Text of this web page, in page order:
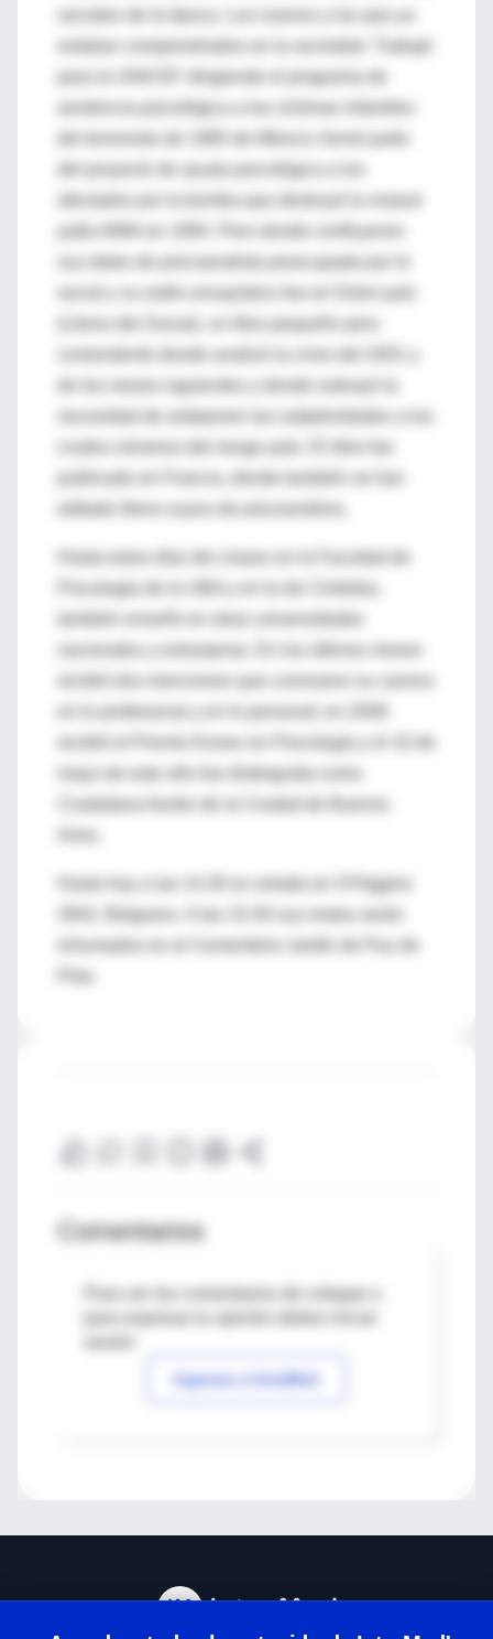
estaban compenetrados en la sociedad. Trabajó
para la UNICEF dirigiendo el programa de
asistencia psicológica a las víctimas infantiles
del proyecto de ayuda psicológica a los
sus dotes de psicoanalista preocupada por lo
(Libros del Zorzal), un libro pequeño pero
de los meses siguientes y donde subrayó la
crudos números del riesgo país. El libro fue
Psicología de la UBA y en la de Córdoba;
recibió el Premio Konex en Psicología y el 10 de
mayo de este año fue distinguida como
Hasta hoy a las 14.30 es velada en O'Higgins
2842, Belgrano. A las 15.30 sus restos serán
Comentarios
Para ver los comentarios de colegas o
Ingresar a IntraMed